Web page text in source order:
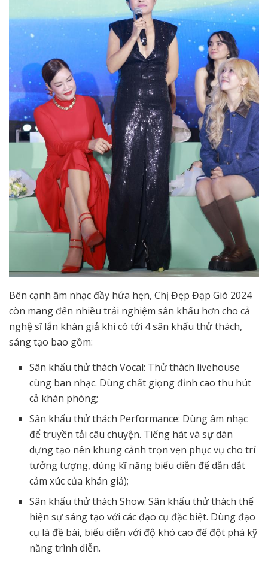
Bên cạnh âm nhạc đầy hứa hẹn, Chị Đẹp Đạp Gió 2024
còn mang đến nhiều trải nghiệm sân khấu hơn cho cả
nghệ sĩ lẫn khán giả khi có tới 4 sân khấu thử thách,
sáng tạo bao gồm:
Sân khấu thử thách Vocal: Thử thách livehouse
cùng ban nhạc. Dùng chất giọng đỉnh cao thu hút
cả khán phòng;
Sân khấu thử thách Performance: Dùng âm nhạc
để truyền tải câu chuyện. Tiếng hát và sự dàn
dựng tạo nên khung cảnh trọn vẹn phục vụ cho trí
tưởng tượng, dùng kĩ năng biểu diễn để dẫn dắt
cảm xúc của khán giả);
Sân khấu thử thách Show: Sân khấu thử thách thể
hiện sự sáng tạo với các đạo cụ đặc biệt. Dùng đạo
cụ là đề bài, biểu diễn với độ khó cao để đột phá kỹ
năng trình diễn.